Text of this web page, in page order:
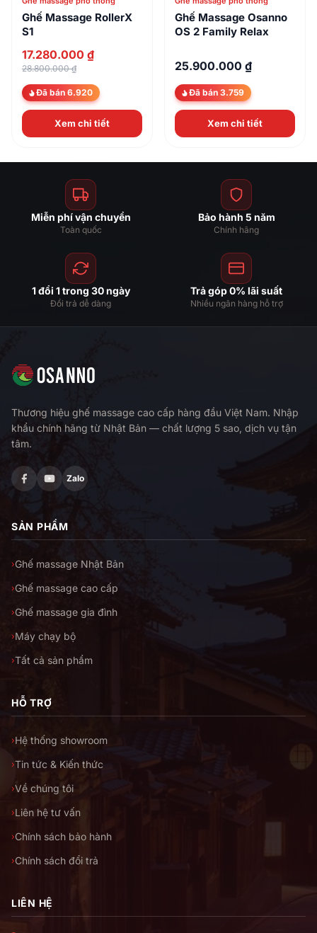
Ghế Massage RollerX
S1
17.280.000 ₫
28.800.000 ₫
Đã bán 6.920
Xem chi tiết
Ghế Massage Osanno
OS 2 Family Relax
25.900.000 ₫
Đã bán 3.759
Xem chi tiết
Miễn phí vận chuyển
Toàn quốc
Bảo hành 5 năm
Chính hãng
1 đổi 1 trong 30 ngày
Đổi trả dễ dàng
Trả góp 0% lãi suất
Nhiều ngân hàng hỗ trợ
Thương hiệu ghế massage cao cấp hàng đầu Việt Nam. Nhập
khẩu chính hãng từ Nhật Bản — chất lượng 5 sao, dịch vụ tận
tâm.
Zalo
SẢN PHẨM
›Ghế massage Nhật Bản
›Ghế massage cao cấp
›Ghế massage gia đình
›Máy chạy bộ
›Tất cả sản phẩm
HỖ TRỢ
›Hệ thống showroom
›Tin tức & Kiến thức
›Về chúng tôi
›Liên hệ tư vấn
›Chính sách bảo hành
›Chính sách đổi trả
LIÊN HỆ